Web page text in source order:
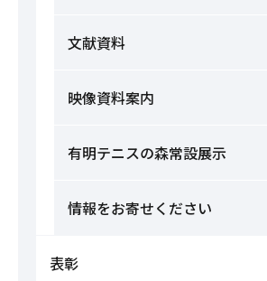
文献資料
映像資料案内
有明テニスの森常設展示
情報をお寄せください
表彰